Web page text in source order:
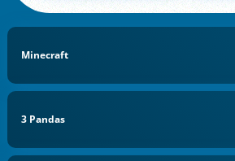
Minecraft
3 Pandas